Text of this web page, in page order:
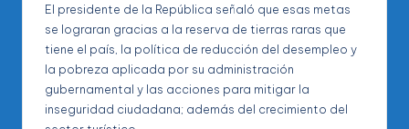
El presidente de la República señaló que esas metas
se lograran gracias a la reserva de tierras raras que
tiene el país, la política de reducción del desempleo y
la pobreza aplicada por su administración
gubernamental y las acciones para mitigar la
inseguridad ciudadana; además del crecimiento del